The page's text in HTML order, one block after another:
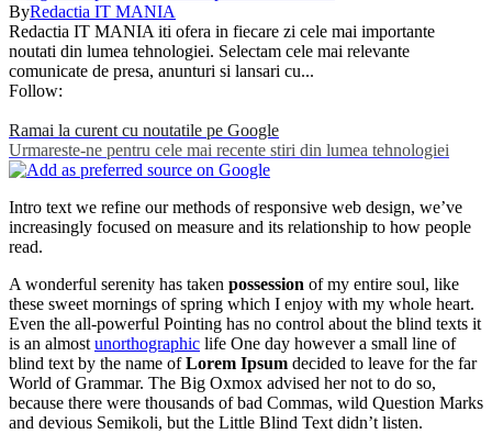
ByRedactia IT MANIA
Redactia IT MANIA iti ofera in fiecare zi cele mai importante
noutati din lumea tehnologiei. Selectam cele mai relevante
comunicate de presa, anunturi si lansari cu...
Follow:
Ramai la curent cu noutatile pe Google
Urmareste-ne pentru cele mai recente stiri din lumea tehnologiei
Intro text we refine our methods of responsive web design, we’ve
increasingly focused on measure and its relationship to how people
read.
A wonderful serenity has taken possession of my entire soul, like
these sweet mornings of spring which I enjoy with my whole heart.
Even the all-powerful Pointing has no control about the blind texts it
is an almost unorthographic life One day however a small line of
blind text by the name ofLorem Ipsum decided to leave for the far
World of Grammar. The Big Oxmox advised her not to do so,
because there were thousands of bad Commas, wild Question Marks
and devious Semikoli, but the Little Blind Text didn’t listen.